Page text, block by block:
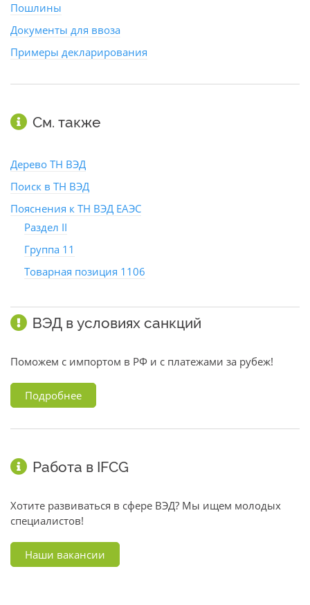
Пошлины
Документы для ввоза
Примеры декларирования
См. также
Дерево ТН ВЭД
Поиск в ТН ВЭД
Пояснения к ТН ВЭД ЕАЭС
Раздел II
Группа 11
Товарная позиция 1106
ВЭД в условиях санкций
Поможем с импортом в РФ и с платежами за рубеж!
Подробнее
Работа в IFCG
Хотите развиваться в сфере ВЭД? Мы ищем молодых
специалистов!
Наши вакансии